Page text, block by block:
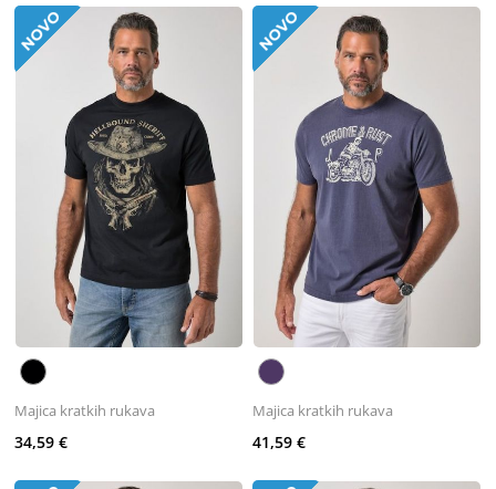
Majica kratkih rukava
34,59 €
Majica kratkih rukava
41,59 €